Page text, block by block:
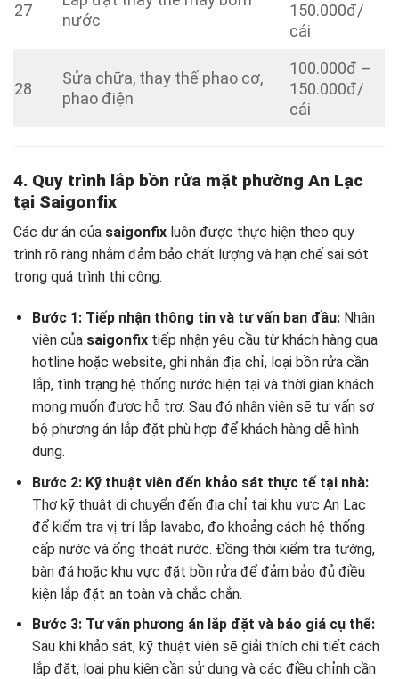
27
nước
150.000đ/
cái
28
Sửa chữa, thay thế phao cơ,
phao điện
100.000đ –
150.000đ/
cái
4. Quy trình lắp bồn rửa mặt phường An Lạc
tại Saigonfix
Các dự án của saigonfix luôn được thực hiện theo quy
trình rõ ràng nhằm đảm bảo chất lượng và hạn chế sai sót
trong quá trình thi công.
Bước 1: Tiếp nhận thông tin và tư vấn ban đầu:Nhân
viên của saigonfixtiếp nhận yêu cầu từ khách hàng qua
hotline hoặc website, ghi nhận địa chỉ, loại bồn rửa cần
lắp, tình trạng hệ thống nước hiện tại và thời gian khách
mong muốn được hỗ trợ. Sau đó nhân viên sẽ tư vấn sơ
bộ phương án lắp đặt phù hợp để khách hàng dễ hình
dung.
Bước 2: Kỹ thuật viên đến khảo sát thực tế tại nhà:
Thợ kỹ thuật di chuyển đến địa chỉ tại khu vực An Lạc
để kiểm tra vị trí lắp lavabo, đo khoảng cách hệ thống
cấp nước và ống thoát nước. Đồng thời kiểm tra tường,
bàn đá hoặc khu vực đặt bồn rửa để đảm bảo đủ điều
kiện lắp đặt an toàn và chắc chắn.
Bước 3: Tư vấn phương án lắp đặt và báo giá cụ thể:
Sau khi khảo sát, kỹ thuật viên sẽ giải thích chi tiết cách
lắp đặt, loại phụ kiện cần sử dụng và các điều chỉnh cần